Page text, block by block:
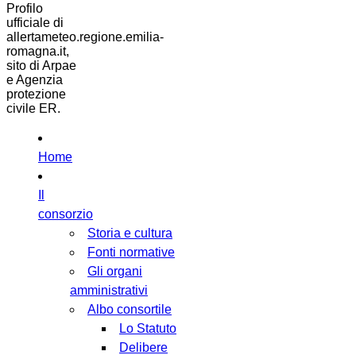
Profilo
ufficiale di
allertameteo.regione.emilia-
romagna.it,
sito di Arpae
e Agenzia
protezione
civile ER.
Home
consorzio
Storia e cultura
Fonti normative
Gli organi
amministrativi
Albo consortile
Lo Statuto
Delibere